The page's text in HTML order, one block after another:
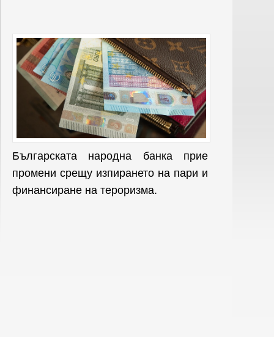
Българската народна банка прие
промени срещу изпирането на пари и
финансиране на тероризма.